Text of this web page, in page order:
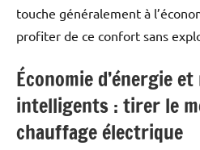
touche généralement à
profiter de ce confort sans
Économie d’énergie et
intelligents : tirer le
chauffage électrique